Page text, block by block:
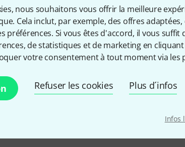
nous souhaitons vous offrir la meilleure
Cela inclut, par exemple, des offres
préférences. Si vous êtes d'accord, il vous
de statistiques et de marketing en
votre consentement à tout moment via les
Refuser les cookies Plus d´infos
Infos